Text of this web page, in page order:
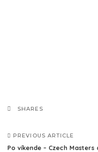
SHARES
PREVIOUS ARTICLE
Po víkende – Czech Masters